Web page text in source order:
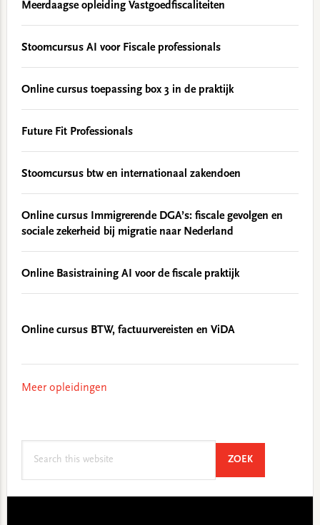
Meerdaagse opleiding Vastgoedfiscaliteiten
Stoomcursus AI voor Fiscale professionals
Online cursus toepassing box 3 in de praktijk
Future Fit Professionals
Stoomcursus btw en internationaal zakendoen
Online cursus Immigrerende DGA’s: fiscale gevolgen en
sociale zekerheid bij migratie naar Nederland
Online Basistraining AI voor de fiscale praktijk
Online cursus BTW, factuurvereisten en ViDA
Meer opleidingen
ZOEKSEARCH